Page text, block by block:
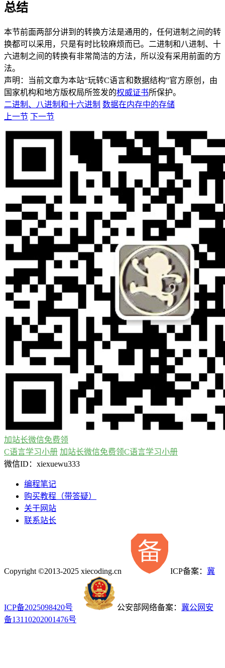
总结
本节前面两部分讲到的转换方法是通用的，任何进制之间的转
换都可以采用，只是有时比较麻烦而已。二进制和八进制、十
六进制之间的转换有非常简洁的方法，所以没有采用前面的方
法。
声明：当前文章为本站“玩转C语言和数据结构”官方原创，由
国家机构和地方版权局所签发的权威证书所保护。
二进制、八进制和十六进制 数据在内存中的存储
上一节 下一节
加站长微信免费领
C语言学习小册 加站长微信免费领C语言学习小册
微信ID：xiexuewu333
编程笔记
购买教程（带答疑）
关于网站
联系站长
Copyright ©2013-2025 xiecoding.cn ICP备案： 冀
ICP备2025098420号 公安部网络备案： 冀公网安
备13110202001476号